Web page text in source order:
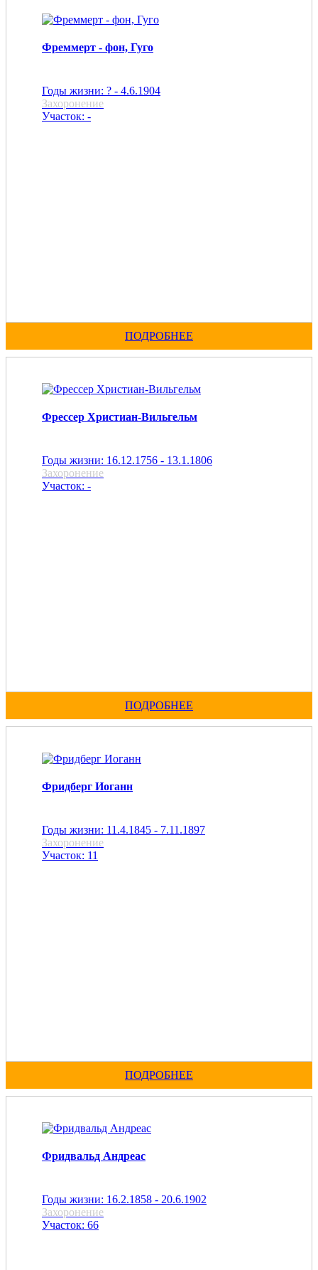
Фреммерт - фон, Гуго
Годы жизни: ? - 4.6.1904
Захоронение
Участок: -
ПОДРОБНЕЕ
Фрессер Христиан-Вильгельм
Годы жизни: 16.12.1756 - 13.1.1806
Захоронение
Участок: -
ПОДРОБНЕЕ
Фридберг Иоганн
Годы жизни: 11.4.1845 - 7.11.1897
Захоронение
Участок: 11
ПОДРОБНЕЕ
Фридвальд Андреас
Годы жизни: 16.2.1858 - 20.6.1902
Захоронение
Участок: 66